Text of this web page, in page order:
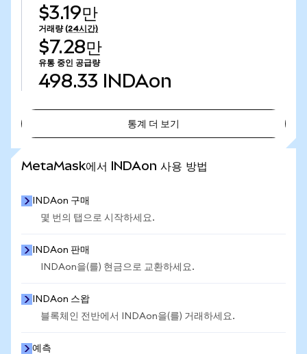
$3.19만
거래량 (24시간)
$7.28만
유통 중인 공급량
498.33 INDAon
통계 더 보기
MetaMask에서 INDAon 사용 방법
INDAon 구매
몇 번의 탭으로 시작하세요.
INDAon 판매
INDAon을(를) 현금으로 교환하세요.
INDAon 스왑
블록체인 전반에서 INDAon을(를) 거래하세요.
예측